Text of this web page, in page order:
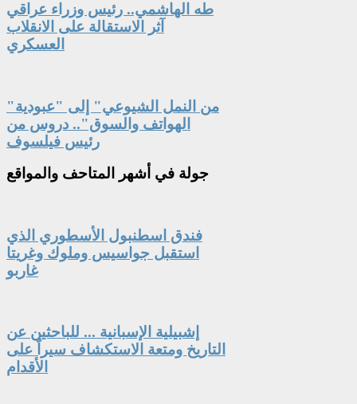
طه الهاشمي.. رئيس وزراء عراقي
آثر الاستقالة على الانقلاب
العسكري
"من النمل الشيوعي" إلى "عبودية
الهواتف والسوق".. دروس من
رئيس فيلسوف
جولة في أشهر المتاحف والمواقع
فندق اسطنبول الأسطوري الذي
استقبل جواسيس وملوك وغريتا
غاربو
إشبيلية الإسبانية ... للباحثين عن
التاريخ ومتعة الاستكشاف سيراً على
الأقدام